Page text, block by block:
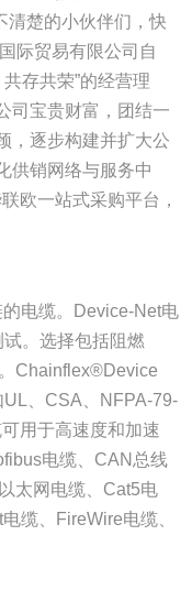
清楚的小伙伴们，快
际贸易有限公司自
存共荣”的经营理
司宝贵财富，团结一
，逐步构建并扩大公
供销网络与服务中
欧一站式采购平台，
电缆。Device-Net电
。选择包括阻燃
Chainflex®Device
、CSA、NFPA-79-
用于高速度和加速
电缆、CAN总线
太网电缆、Cat5电
缆、FireWire电缆、